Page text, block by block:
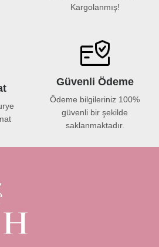
Kargolanmış!
Güvenli Ödeme
Ödeme bilgileriniz 100%
güvenli bir şekilde
saklanmaktadır.